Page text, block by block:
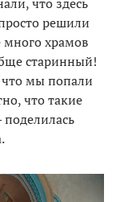
решили
много храмов
старинный!
что мы попали
что такие
поделилась